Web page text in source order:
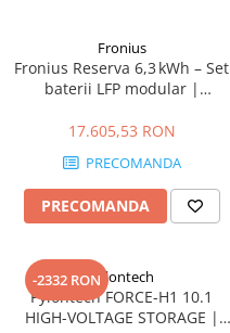
Fronius
Fronius Reserva 6,3 kWh – Set
baterii LFP modular |
17.605,53 RON
PRECOMANDA
PRECOMANDA
-2332 RONPylontech
Pylontech FORCE-H1 10.1
HIGH-VOLTAGE STORAGE |